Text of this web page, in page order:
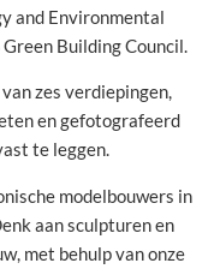
and Environmental
Building Council.
zes verdiepingen,
en gefotografeerd
te leggen.
modelbouwers in
aan sculpturen en
met behulp van onze